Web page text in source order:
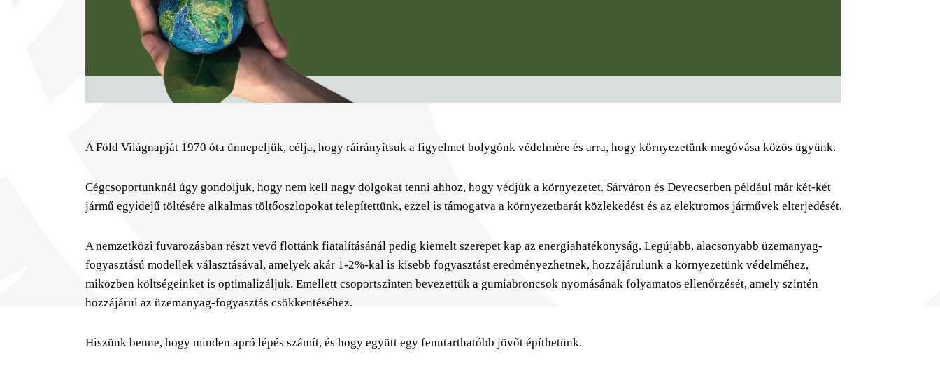
A Föld Világnapját 1970 óta ünnepeljük, célja, hogy ráirányítsuk a figyelmet bolygónk védelmére és arra, hogy környezetünk megóvása közös ügyünk.
Cégcsoportunknál úgy gondoljuk, hogy nem kell nagy dolgokat tenni ahhoz, hogy védjük a környezetet. Sárváron és Devecserben például már két-két
jármű egyidejű töltésére alkalmas töltőoszlopokat telepítettünk, ezzel is támogatva a környezetbarát közlekedést és az elektromos járművek elterjedését.
A nemzetközi fuvarozásban részt vevő flottánk fiatalításánál pedig kiemelt szerepet kap az energiahatékonyság. Legújabb, alacsonyabb üzemanyag-
fogyasztású modellek választásával, amelyek akár 1-2%-kal is kisebb fogyasztást eredményezhetnek, hozzájárulunk a környezetünk védelméhez,
miközben költségeinket is optimalizáljuk. Emellett csoportszinten bevezettük a gumiabroncsok nyomásának folyamatos ellenőrzését, amely szintén
hozzájárul az üzemanyag-fogyasztás csökkentéséhez.
Hiszünk benne, hogy minden apró lépés számít, és hogy együtt egy fenntarthatóbb jövőt építhetünk.